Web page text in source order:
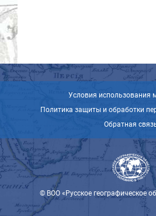
Условия использования
Политика защиты и обработки
Обратная
© ВОО «Русское географическое